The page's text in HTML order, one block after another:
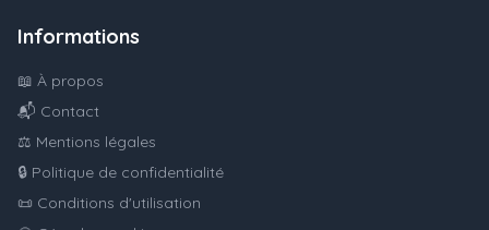
Informations
📖 À propos
📬 Contact
⚖️ Mentions légales
🔒 Politique de confidentialité
📜 Conditions d'utilisation